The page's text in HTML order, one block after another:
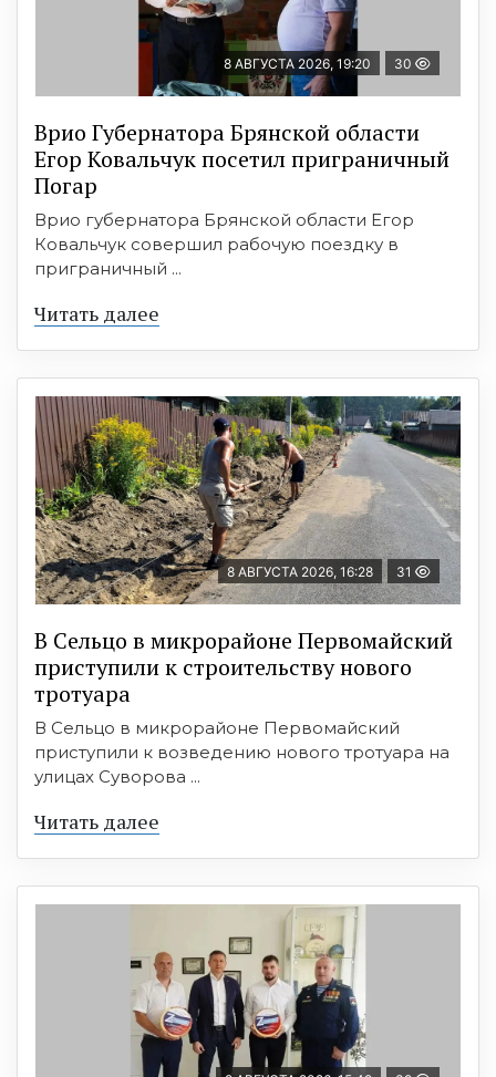
8 АВГУСТА 2026, 19:20 30
Врио Губернатора Брянской области
Егор Ковальчук посетил приграничный
Погар
Врио губернатора Брянской области Егор
Ковальчук совершил рабочую поездку в
приграничный ...
Читать далее
8 АВГУСТА 2026, 16:28 31
В Сельцо в микрорайоне Первомайский
приступили к строительству нового
тротуара
В Сельцо в микрорайоне Первомайский
приступили к возведению нового тротуара на
улицах Суворова ...
Читать далее